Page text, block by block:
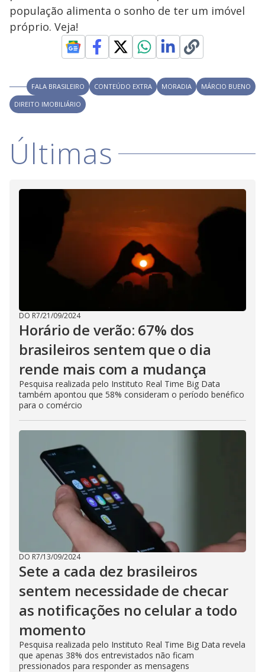
y
V
i
e
o
M
u
população alimenta o sonho de ter um imóvel
próprio. Veja!
FALA BRASILEIRO CONTEÚDO EXTRA MORADIA
MÁRCIO BUENO
DIREITO IMOBILIÁRIO
Últimas
DO R7/21/09/2024
Horário de verão: 67% dos
brasileiros sentem que o dia
rende mais com a mudança
Pesquisa realizada pelo Instituto Real Time Big Data
também apontou que 58% consideram o período benéfico
para o comércio
DO R7/13/09/2024
Sete a cada dez brasileiros
sentem necessidade de checar
as notificações no celular a todo
momento
Pesquisa realizada pelo Instituto Real Time Big Data revela
que apenas 38% dos entrevistados não ficam
pressionados para responder as mensagens